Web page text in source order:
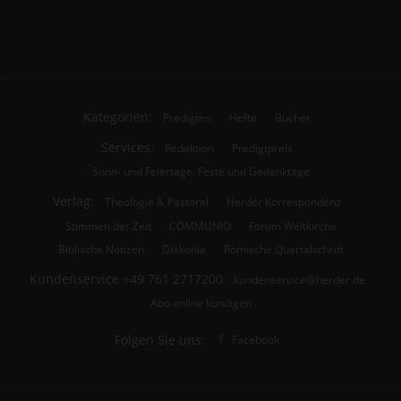
Kategorien: Predigten Hefte Bücher
Services: Redaktion
Predigtpreis
Sonn- und Feiertage, Feste und Gedenktage
Verlag: Theologie & Pastoral
Herder Korrespondenz
Stimmen der Zeit
COMMUNIO
Forum Weltkirche
Biblische Notizen
Diakonia Römische Quartalschrift
Kundenservice +49 761 2717200
kundenservice@herder.de
Abo online kündigen
Folgen Sie uns: Facebook